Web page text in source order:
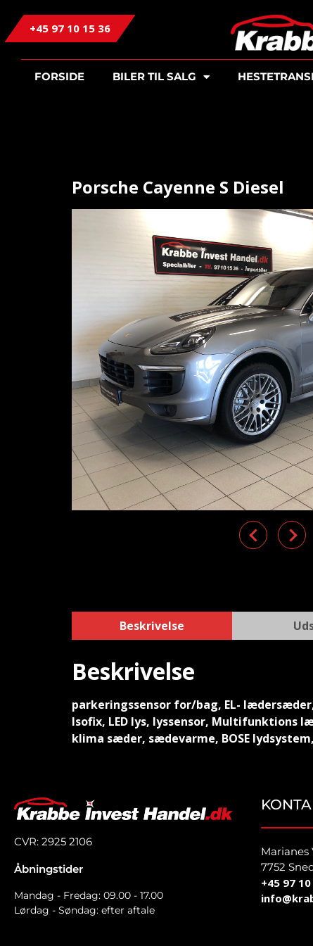
+45 97 10 15 36
FORSIDE BILER TIL SALG
Porsche Cayenne S Diesel
Previous
Next
Beskrivelse
Beskrivelse
parkeringssensor for/bag, EL-
Isofix, LED lys, lyssensor, Multifunktions
klima sæder, sædevarme, BOSE
CVR: 2925 2106
Åbningstider
Mandag - Fredag: 09.00 - 17.00
Lørdag - Søndag: efter aftale
Marianes
7752
+45 97